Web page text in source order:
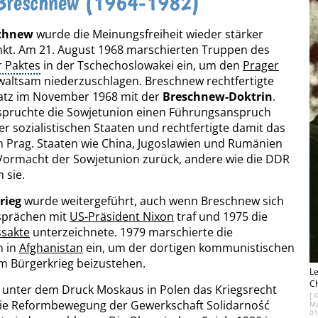
[
wurde die Meinungsfreiheit wieder stärker
Am 21. August 1968 marschierten Truppen des
Paktes in der Tschechoslowakei ein, um den Prager
niederzuschlagen. Breschnew rechtfertigte
im November 1968 mit der Breschnew-Doktrin.
die Sowjetunion einen Führungsanspruch
sozialistischen Staaten und rechtfertigte damit das
Prag. Staaten wie China, Jugoslawien und Rumänien
der Sowjetunion zurück, andere wie die DDR
sie.
wurde weitergeführt, auch wenn Breschnew sich
mit US-Präsident Nixon traf und 1975 die
unterzeichnete. 1979 marschierte die
in Afghanistan ein, um der dortigen kommunistischen
Bürgerkrieg beizustehen.
dem Druck Moskaus in Polen das Kriegsrecht
Reformbewegung der Gewerkschaft Solidarność